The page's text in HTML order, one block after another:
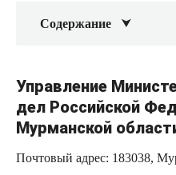
Содержание
Управление
дел Российской
Мурманской
Почтовый адрес: 183038,